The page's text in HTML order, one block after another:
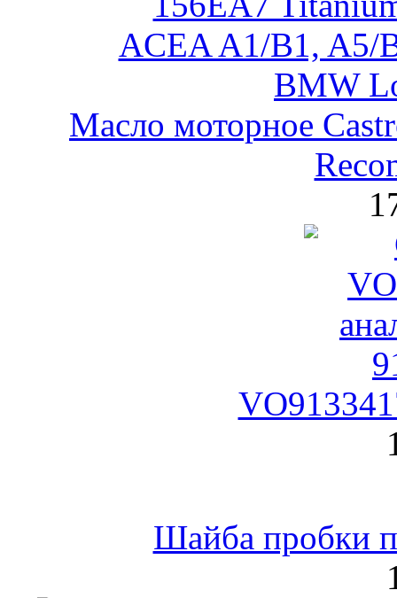
Масло моторное
Шайба пробки